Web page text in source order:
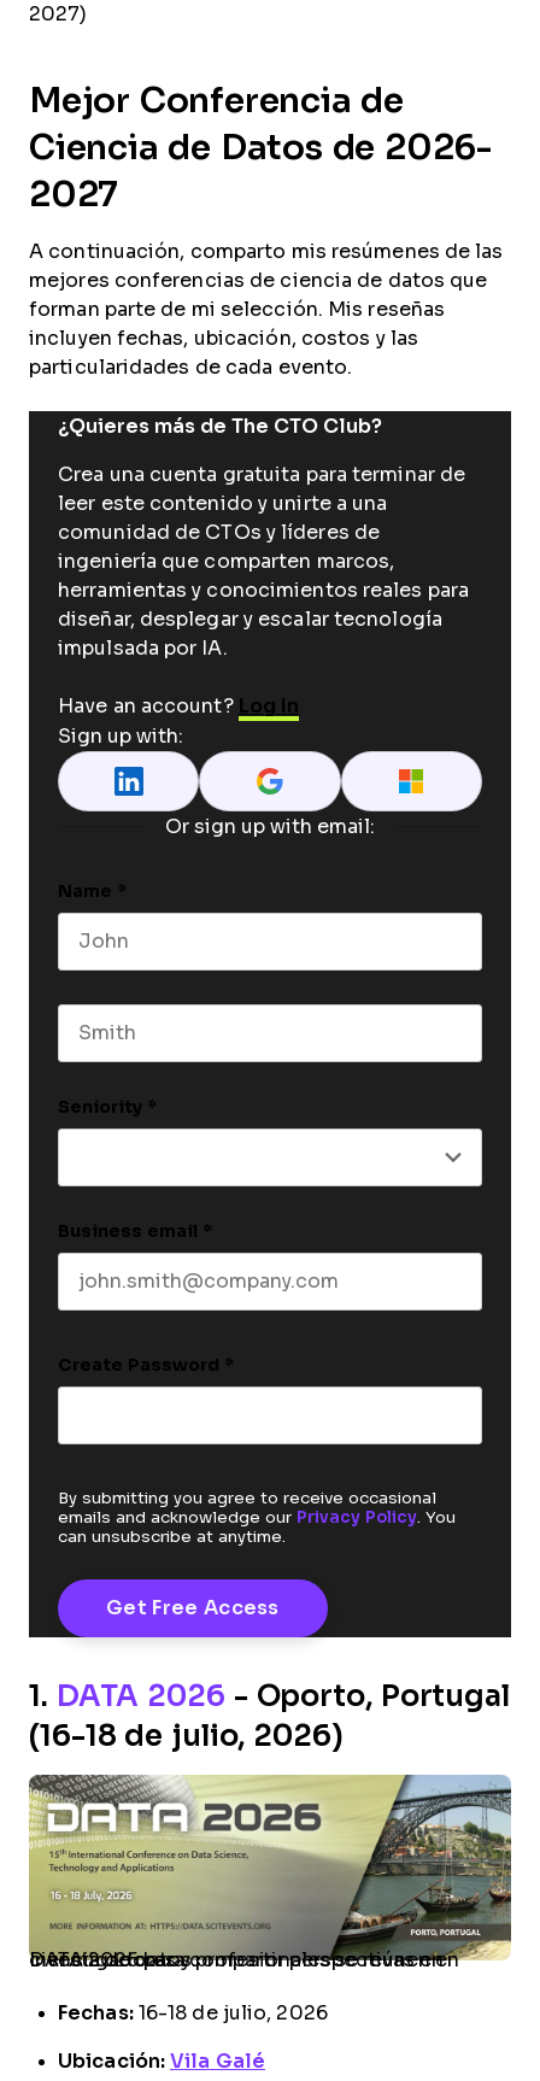
2027)
Mejor Conferencia de
Ciencia de Datos de 2026-
2027
A continuación, comparto mis resúmenes de las
mejores conferencias de ciencia de datos que
forman parte de mi selección. Mis reseñas
incluyen fechas, ubicación, costos y las
particularidades de cada evento.
¿Quieres más de The CTO Club?
Crea una cuenta gratuita para terminar de
leer este contenido y unirte a una
comunidad de CTOs y líderes de
ingeniería que comparten marcos,
herramientas y conocimientos reales para
diseñar, desplegar y escalar tecnología
impulsada por IA.
Have an account? Log In
Sign up with:
Or sign up with email:
Name *
Seniority *
Business email *
Create Password *
By submitting you agree to receive occasional
emails and acknowledge our Privacy Policy. You
can unsubscribe at anytime.
1. DATA 2026 - Oporto, Portugal
(16-18 de julio, 2026)
Investigadores y profesionales se reúnen en DATA 2026 para compartir perspectivas en ciencia de datos.
Fechas:16-18 de julio, 2026
Ubicación: Vila Galé